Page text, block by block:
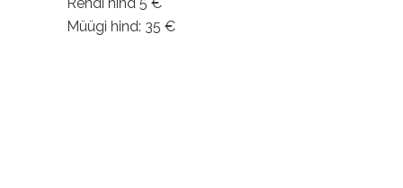
Rendi hind 5 €
Müügi hind: 35 €